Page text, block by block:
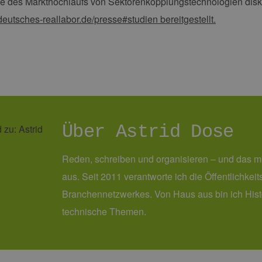
reallabor.de/presse#studien bereitgestellt.
Über Astrid Dose
Reden, schreiben und organisieren – und das
aus. Seit 2011 verantworte ich die
Branchennetzwerkes. Von Haus aus bin ich
technische Themen.
Monat
beizubehalten.